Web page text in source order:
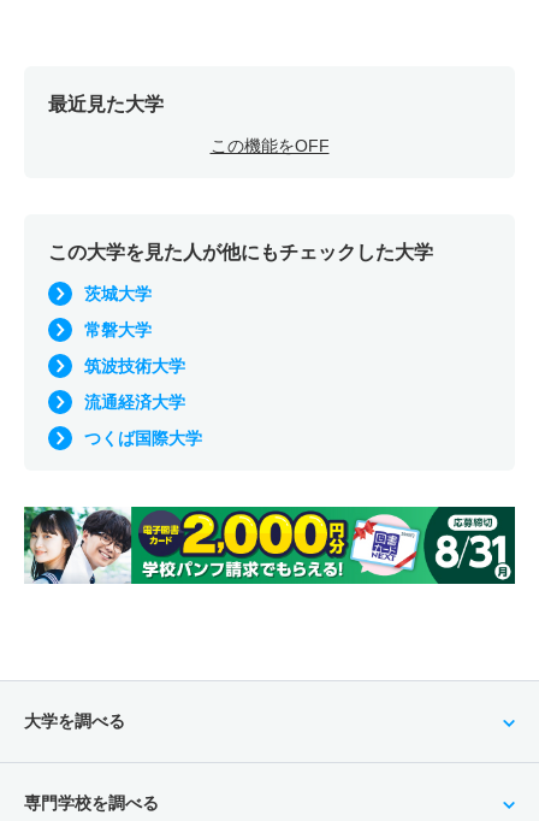
最近見た大学
この機能をOFF
この大学を見た人が他にもチェックした大学
茨城大学
常磐大学
筑波技術大学
流通経済大学
つくば国際大学
大学を調べる
専門学校を調べる